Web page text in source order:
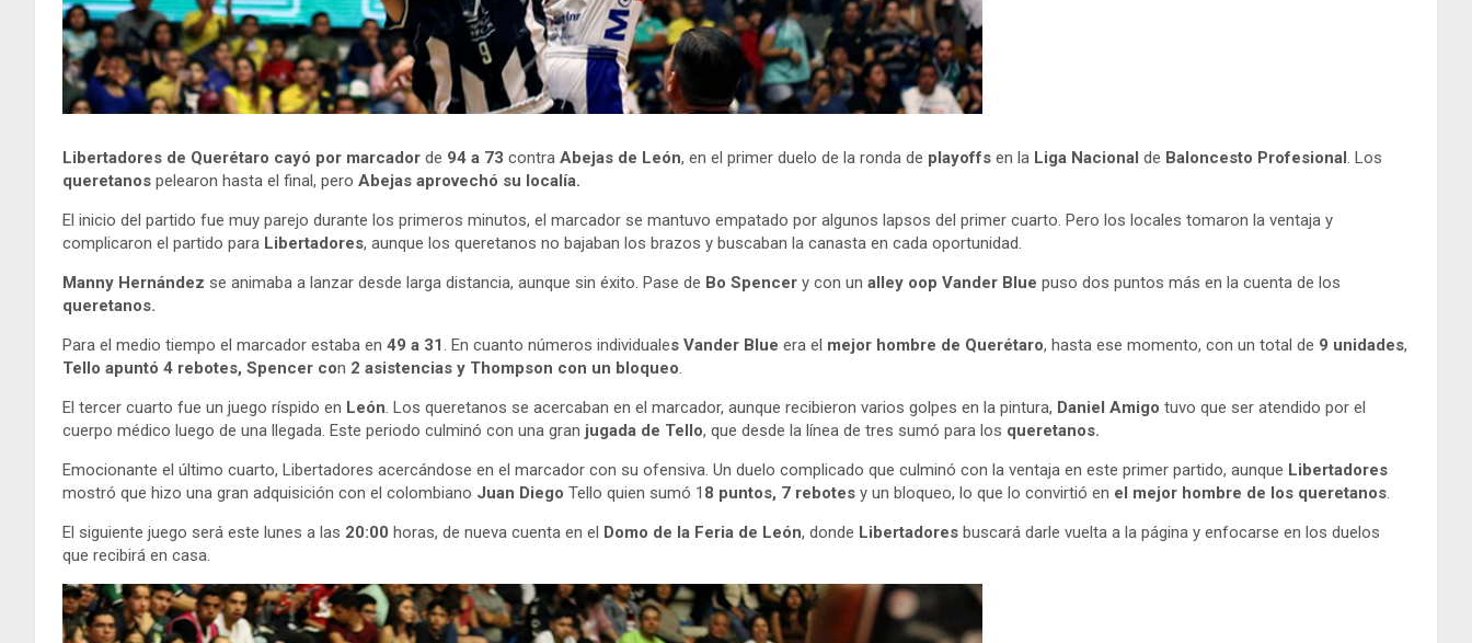
Libertadores de Querétaro cayó por marcador de 94 a 73 contra Abejas de León, en el primer duelo de la ronda de playoffs en la Liga Nacional de Baloncesto Profesional . Los
queretanos pelearon hasta el final, pero Abejas aprovechó su localía.
El inicio del partido fue muy parejo durante los primeros minutos, el marcador se mantuvo empatado por algunos lapsos del primer cuarto. Pero los locales tomaron la ventaja y
complicaron el partido para Libertadores, aunque los queretanos no bajaban los brazos y buscaban la canasta en cada oportunidad.
Manny Hernández se animaba a lanzar desde larga distancia, aunque sin éxito. Pase de Bo Spencer y con un alley oop Vander Blue puso dos puntos más en la cuenta de los
queretanos.
Para el medio tiempo el marcador estaba en 49 a 31 . En cuanto números individuales Vander Blue era el mejor hombre de Querétaro, hasta ese momento, con un total de 9 unidades,
Tello apuntó 4 rebotes, Spencer con 2 asistencias y Thompson con un bloqueo
El tercer cuarto fue un juego ríspido en León . Los queretanos se acercaban en el marcador, aunque recibieron varios golpes en la pintura, Daniel Amigo tuvo que ser atendido por el
cuerpo médico luego de una llegada. Este periodo culminó con una gran jugada de Tello, que desde la línea de tres sumó para los queretanos.
Emocionante el último cuarto, Libertadores acercándose en el marcador con su ofensiva. Un duelo complicado que culminó con la ventaja en este primer partido, aunque Libertadores
mostró que hizo una gran adquisición con el colombiano Juan Diego Tello quien sumó 1 8 puntos, 7 rebotes y un bloqueo, lo que lo convirtió en el mejor hombre de los queretanos
El siguiente juego será este lunes a las 20:00 horas, de nueva cuenta en el Domo de la Feria de León, donde Libertadores buscará darle vuelta a la página y enfocarse en los duelos
que recibirá en casa.